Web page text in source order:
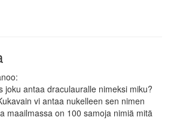
joku antaa draculauralle nimeksi miku?
vi antaa nukelleen sen nimen
maailmassa on 100 samoja nimiä mitä